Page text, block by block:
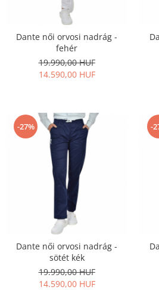
Női nyitott papucs - DOSS
Női szandál - DOSS
Férfi nyitott papucs - DOSS
Házi papucs - DOSS
PIUMETTA - gördülő talpú lábbeli
Ferfi csukott papucsok - Medi+
Női nyitott papucs - Medi+
Női szandál
LEON KLOMPE LÁBBELI
Női csukott papucs - Leon
Férfi csukott papucs - Leon
Női nyitott papucs - Leon
Női szandál - Leon
Férfi nyitott papucs
NYÁRI NŐI LÁBBELI KOLLEKCIÓ
Szandál
Dante női orvosi nadrág -
fehér
19.990,00 HUF
14.590,00 HUF
-27%
Dante női orvosi nadrág -
sötét kék
19.990,00 HUF
14.590,00 HUF
-